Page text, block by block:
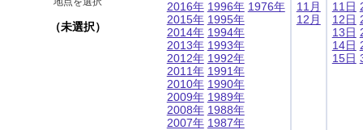
（未選択）
2016年
2015年
2014年
2013年
2012年
2011年
2010年
2009年
2008年
2007年
1996年
1995年
1994年
1993年
1992年
1991年
1990年
1989年
1988年
1987年
1976年
11月
12月
11日
12日
13日
14日
15日